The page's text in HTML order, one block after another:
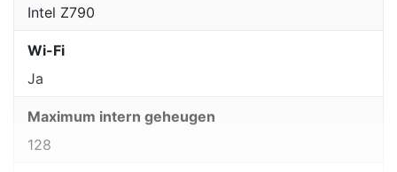
Intel Z790
Wi-Fi
Ja
Maximum intern geheugen
128